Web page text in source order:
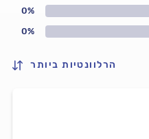
0%
0%
הרלוונטיות ביותר